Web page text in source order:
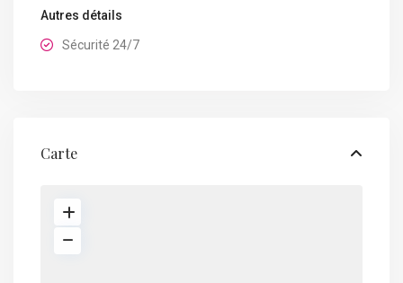
Autres détails
Sécurité 24/7
Carte